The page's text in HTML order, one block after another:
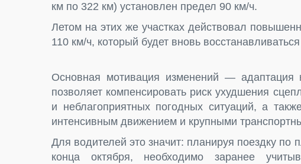
км по 322 км) установлен предел 90 км/ч.
Летом на этих же участках действовал
110 км/ч, который будет вновь
Основная мотивация изменений — адаптация
позволяет компенсировать риск ухудшения
и неблагоприятных погодных ситуаций, а
интенсивным движением и крупными
Для водителей это значит: планируя поездку
конца октября, необходимо заранее